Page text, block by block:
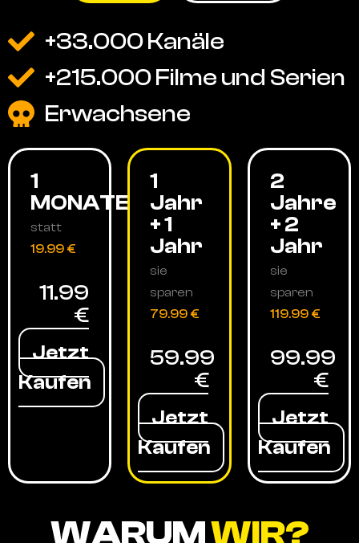
+33.000 Kanäle
+215.000 Filme und Serien
Erwachsene
1
MONATE
statt
19.99 €
11.99
€
Jetzt
Kaufen
1
Jahr
+ 1
Jahr
sie
sparen
79.99 €
59.99
€
Jetzt
Kaufen
2
Jahre
+ 2
Jahr
sie
sparen
119.99 €
99.99
€
Jetzt
Kaufen
WARUMWIR?